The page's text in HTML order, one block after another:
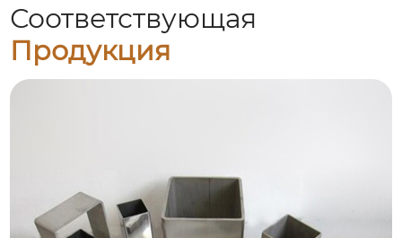
Соответствующая
Продукция